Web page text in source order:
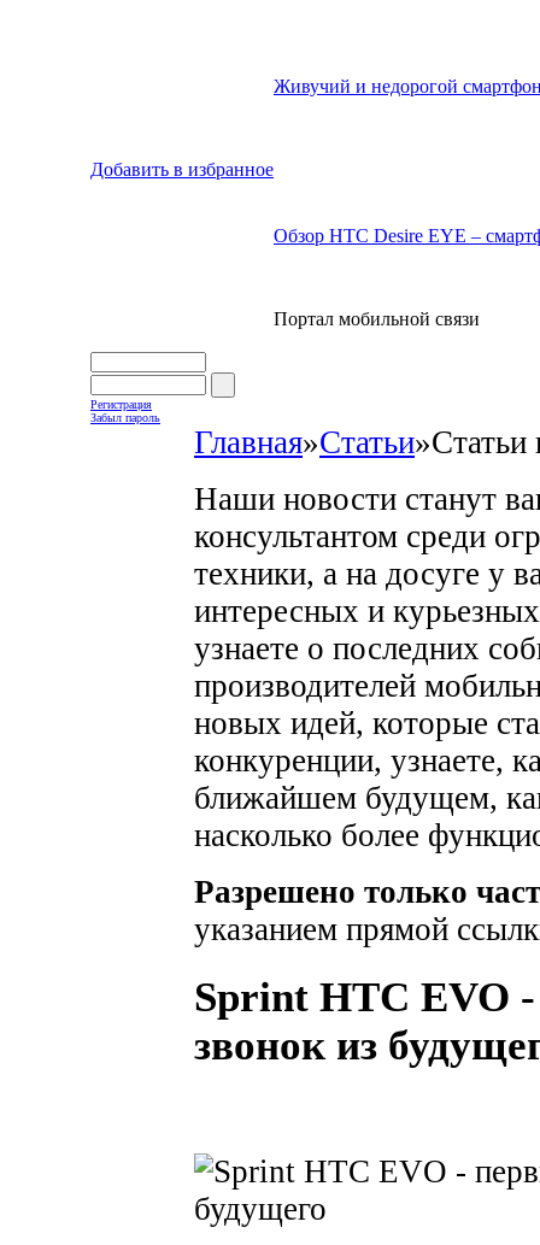
Добавить в избранное
Живучий и недорогой
Обзор HTC Desire EYE –
Портал мобильной связи
Регистрация
Забыл пароль
Главная»Статьи»Статьи
Наши новости станут
консультантом среди
техники, а на досуге у
интересных и
узнаете о последних
производителей
новых идей, которые
конкуренции, узнаете,
ближайшем будущем,
насколько более
Разрешено только
указанием прямой
Sprint HTC EVO
звонок из